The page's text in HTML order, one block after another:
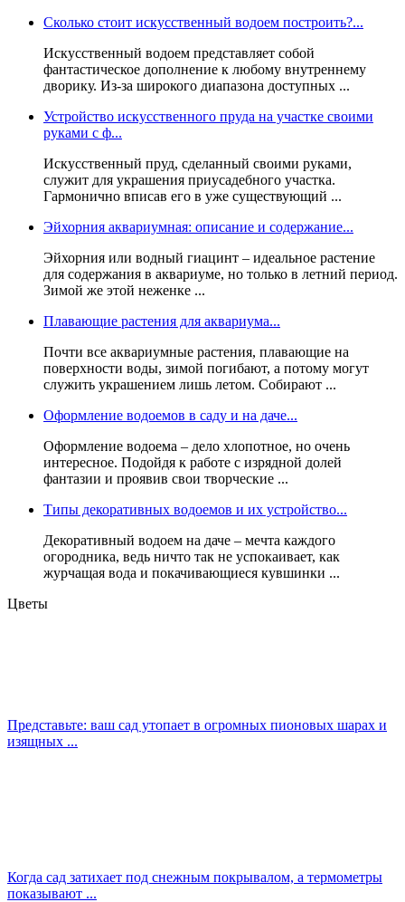
Сколько стоит искусственный водоем построить?...
Искусственный водоем представляет собой
фантастическое дополнение к любому внутреннему
дворику. Из-за широкого диапазона доступных ...
Устройство искусственного пруда на участке своими
руками с ф...
Искусственный пруд, сделанный своими руками,
служит для украшения приусадебного участка.
Гармонично вписав его в уже существующий ...
Эйхорния аквариумная: описание и содержание...
Эйхорния или водный гиацинт – идеальное растение
для содержания в аквариуме, но только в летний период.
Зимой же этой неженке ...
Плавающие растения для аквариума...
Почти все аквариумные растения, плавающие на
поверхности воды, зимой погибают, а потому могут
служить украшением лишь летом. Собирают ...
Оформление водоемов в саду и на даче...
Оформление водоема – дело хлопотное, но очень
интересное. Подойдя к работе с изрядной долей
фантазии и проявив свои творческие ...
Типы декоративных водоемов и их устройство...
Декоративный водоем на даче – мечта каждого
огородника, ведь ничто так не успокаивает, как
журчащая вода и покачивающиеся кувшинки ...
Цветы
Представьте: ваш сад утопает в огромных пионовых шарах и
изящных ...
Когда сад затихает под снежным покрывалом, а термометры
показывают ...